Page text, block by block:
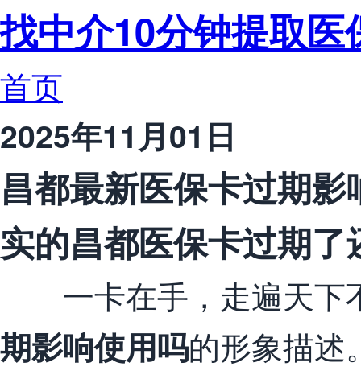
找中介10分钟提取医
首页
2025年11月01日
昌都最新医保卡过期
实的昌都医保卡过期
一卡在手，走遍天下
期影响使用吗的形象描述